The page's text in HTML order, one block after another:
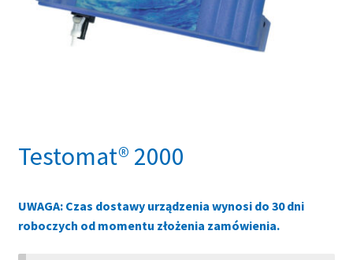
Testomat® 2000
UWAGA: Czas dostawy urządzenia wynosi do 30 dni
roboczych od momentu złożenia zamówienia.